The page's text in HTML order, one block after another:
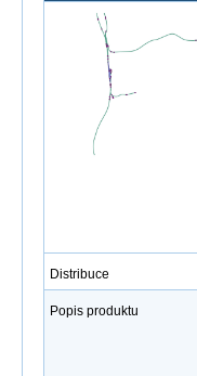
Distribuce
Popis produktu